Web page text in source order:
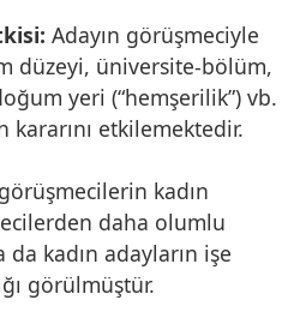
Adayın görüşmeciyle
düzeyi, üniversite-bölüm,
yeri (“hemşerilik”) vb.
etkilemektedir.
kadın
daha olumlu
da kadın adayların işe
görülmüştür.